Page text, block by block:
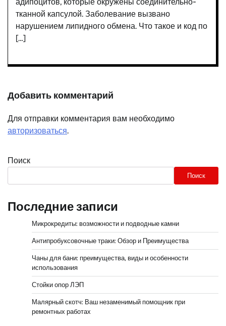
тканной капсулой. Заболевание вызвано
нарушением липидного обмена. Что такое и код по
[…]
Добавить комментарий
Для отправки комментария вам необходимо
авторизоваться.
Поиск
Поиск
Последние записи
Микрокредиты: возможности и подводные камни
Антипробуксовочные траки: Обзор и Преимущества
Чаны для бани: преимущества, виды и особенности
использования
Стойки опор ЛЭП
Малярный скотч: Ваш незаменимый помощник при
ремонтных работах